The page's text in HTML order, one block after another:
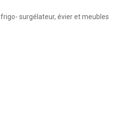
surgélateur, évier et meubles